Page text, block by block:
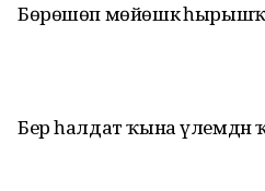
Бөрөшөп мөйөшкә
Бер һалдат ҡына үлемдән